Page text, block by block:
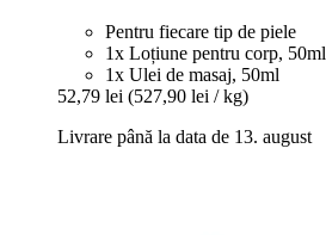
Pentru fiecare tip de piele
1x Loțiune pentru corp, 50ml
1x Ulei de masaj, 50ml
52,79 lei (527,90 lei / kg)
Livrare până la data de 13. august